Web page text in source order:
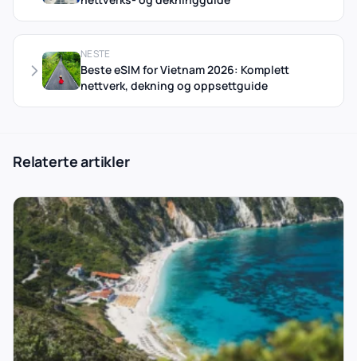
NESTE
Beste eSIM for Vietnam 2026: Komplett
nettverk, dekning og oppsettguide
Relaterte artikler